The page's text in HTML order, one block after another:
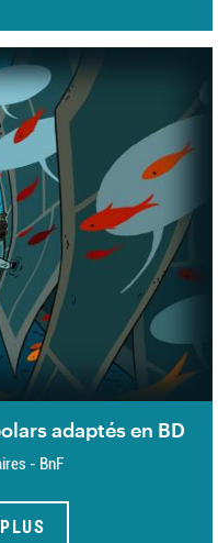
adaptés en BD
- BnF